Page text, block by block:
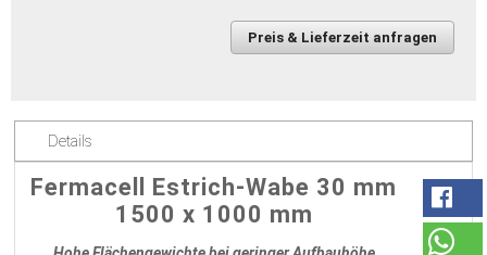
Preis & Lieferzeit anfragen
Details
Fermacell Estrich-Wabe 30 mm
1500 x 1000 mm